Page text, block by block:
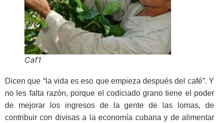
Caf1
Dicen que “la vida es eso que empieza después del café”. Y
no les falta razón, porque el codiciado grano tiene el poder
de mejorar los ingresos de la gente de las lomas, de
contribuir con divisas a la economía cubana y de alimentar